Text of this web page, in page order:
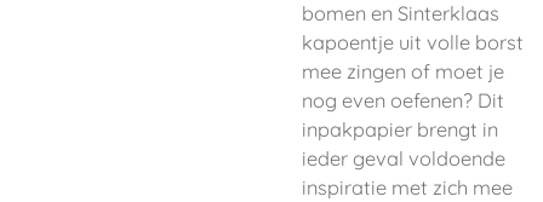
bomen en Sinterklaas
kapoentje uit volle borst
mee zingen of moet je
nog even oefenen? Dit
inpakpapier brengt in
ieder geval voldoende
inspiratie met zich mee